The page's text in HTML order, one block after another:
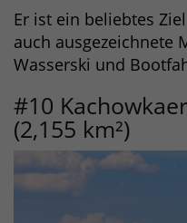
Er ist ein beliebtes
auch ausgezeichnete
Wasserski und
#10
(2,155 km²)